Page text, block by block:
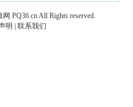
网 PQ36.cnAll Rights reserved.
明 联系我们